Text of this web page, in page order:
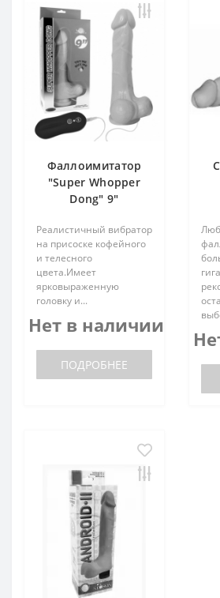
Фаллоимитатор
"Super Whopper
Dong" 9"
Реалистичный вибратор
на присоске кофейного
и телесного
цвета.Имеет
ярковыраженную
головку и...
Нет в наличии
ПОДРОБНЕЕ